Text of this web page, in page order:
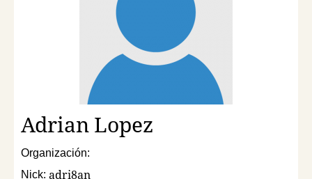
AdrianLopez
Organización:
Nick: adri8an